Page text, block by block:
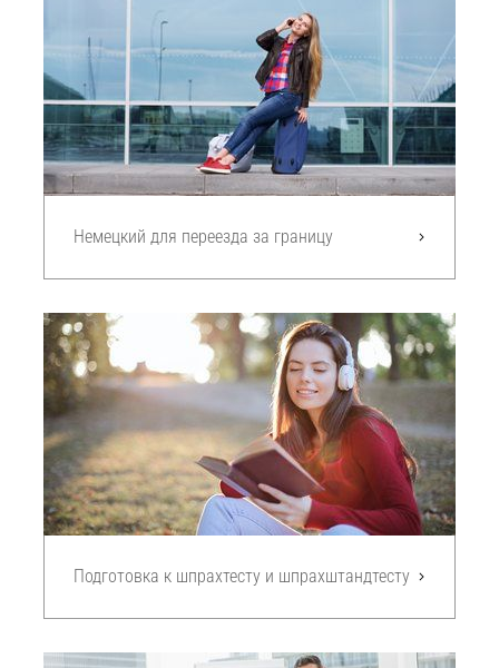
Немецкий для переезда за границу
Подготовка к шпрахтесту и шпрахштандтесту